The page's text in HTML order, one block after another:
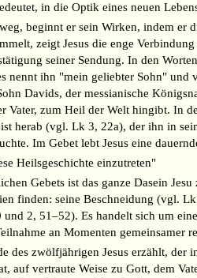
in die Optik eines neuen
beginnt er sein Wirken, indem
zeigt Jesus die enge
seiner Sendung. In den
nennt ihn "mein geliebter Sohn"
Davids, der messianische
Vater, zum Heil der Welt hingibt. In
herab (vgl. Lk 3, 22a), der ihn in
Im Gebet lebt Jesus eine
Heilsgeschichte einzutreten"
Gebets ist das ganze Dasein
finden: seine Beschneidung (vgl.
2, 51–52). Es handelt sich um
an Momenten
des zwölfjährigen Jesus erzählt,
auf vertraute Weise zu Gott, dem